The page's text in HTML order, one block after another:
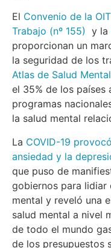
El Convenio de la
Trabajo (nº 155) y la
proporcionan un
la seguridad de los
Atlas de Salud
el 35% de los países
programas
la salud mental
La COVID-19
ansiedad y la
que puso de
gobiernos para lidiar
mental y reveló una
salud mental a nivel
de todo el mundo
de los presupuestos